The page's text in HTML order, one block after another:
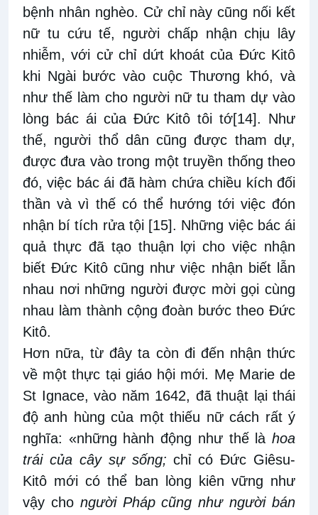
bệnh nhân nghèo. Cử chỉ này cũng nối kết
nữ tu cứu tế, người chấp nhận chịu lây
nhiễm, với cử chỉ dứt khoát của Đức Kitô
khi Ngài bước vào cuộc Thương khó, và
như thế làm cho người nữ tu tham dự vào
lòng bác ái của Đức Kitô tôi tớ[14]. Như
thế, người thổ dân cũng được tham dự,
được đưa vào trong một truyền thống theo
đó, việc bác ái đã hàm chứa chiều kích đối
thần và vì thế có thể hướng tới việc đón
nhận bí tích rửa tội [15]. Những việc bác ái
quả thực đã tạo thuận lợi cho việc nhận
biết Đức Kitô cũng như việc nhận biết lẫn
nhau nơi những người được mời gọi cùng
nhau làm thành cộng đoàn bước theo Đức
Kitô.
Hơn nữa, từ đây ta còn đi đến nhận thức
về một thực tại giáo hội mới. Mẹ Marie de
St Ignace, vào năm 1642, đã thuật lại thái
độ anh hùng của một thiếu nữ cách rất ý
nghĩa: «những hành động như thế là hoa
trái của cây sự sống;chỉ có Đức Giêsu-
Kitô mới có thể ban lòng kiên vững như
vậy cho người Pháp cũng như người bán